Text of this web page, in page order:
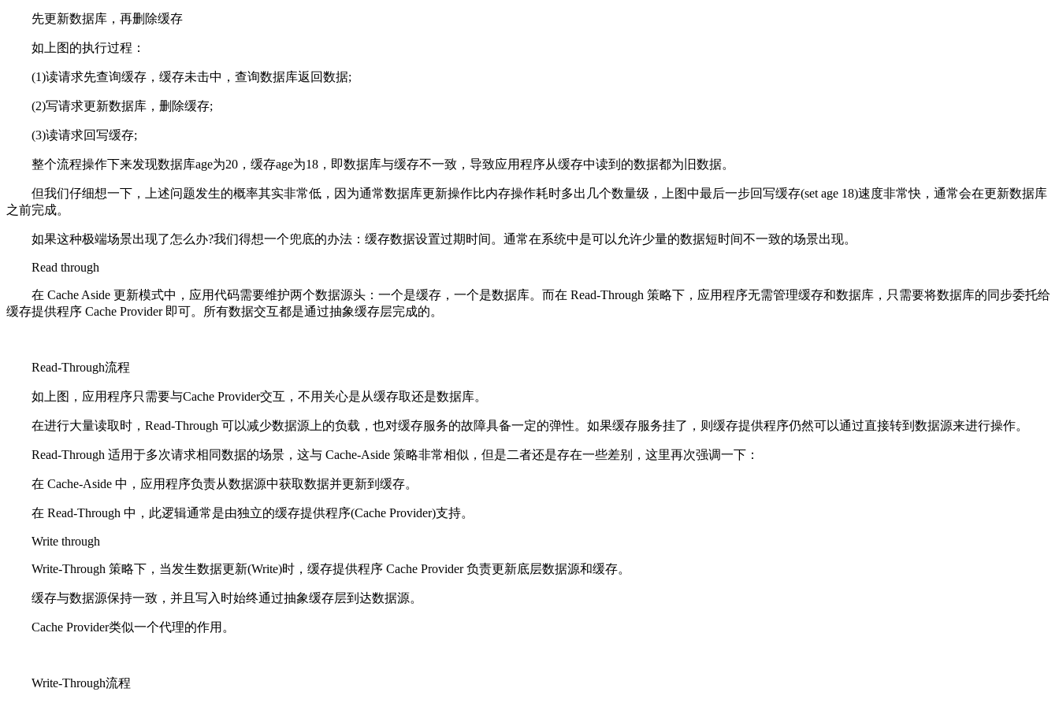
先更新数据库，再删除缓存
如上图的执行过程：
(1)读请求先查询缓存，缓存未击中，查询数据库返回数据;
(2)写请求更新数据库，删除缓存;
(3)读请求回写缓存;
整个流程操作下来发现数据库age为20，缓存age为18，即数据库与缓存不一致，导致应用程序从缓存中读到的数据都为旧数据。
但我们仔细想一下，上述问题发生的概率其实非常低，因为通常数据库更新操作比内存操作耗时多出几个数量级，上图中最后一步回写缓存(set age 18)速度非常快，通常会在更新数据库
之前完成。
如果这种极端场景出现了怎么办?我们得想一个兜底的办法：缓存数据设置过期时间。通常在系统中是可以允许少量的数据短时间不一致的场景出现。
Read through
在 Cache Aside 更新模式中，应用代码需要维护两个数据源头：一个是缓存，一个是数据库。而在 Read-Through 策略下，应用程序无需管理缓存和数据库，只需要将数据库的同步委托给
缓存提供程序 Cache Provider 即可。所有数据交互都是通过抽象缓存层完成的。
Read-Through流程
如上图，应用程序只需要与Cache Provider交互，不用关心是从缓存取还是数据库。
在进行大量读取时，Read-Through 可以减少数据源上的负载，也对缓存服务的故障具备一定的弹性。如果缓存服务挂了，则缓存提供程序仍然可以通过直接转到数据源来进行操作。
Read-Through 适用于多次请求相同数据的场景，这与 Cache-Aside 策略非常相似，但是二者还是存在一些差别，这里再次强调一下：
在 Cache-Aside 中，应用程序负责从数据源中获取数据并更新到缓存。
在 Read-Through 中，此逻辑通常是由独立的缓存提供程序(Cache Provider)支持。
Write through
Write-Through 策略下，当发生数据更新(Write)时，缓存提供程序 Cache Provider 负责更新底层数据源和缓存。
缓存与数据源保持一致，并且写入时始终通过抽象缓存层到达数据源。
Cache Provider类似一个代理的作用。
Write-Through流程